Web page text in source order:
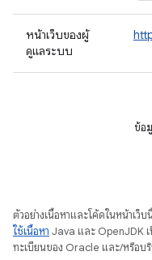
หน้าเว็บของผู้
ดูแลระบบ
ข้อ
ตัวอย่างเนื้อหาและโค้ดในหน้าเ
ใช้เนื้อหา Java และ OpenJDK เ
ทะเบียนของ Oracle และ/หรือบริ